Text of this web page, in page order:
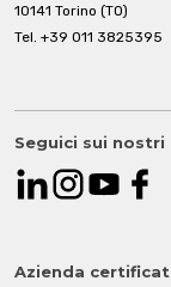
10141 Torino (TO)
Tel. +39 011 3825395
Azienda
Seguici sui nostri